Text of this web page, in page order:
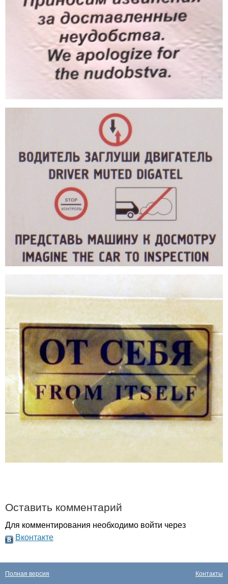
Оставить комментарий
Для комментирования необходимо войти через
Вконтакте
Контакты
Полная версия